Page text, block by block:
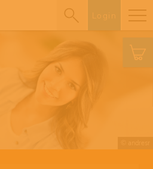
Login